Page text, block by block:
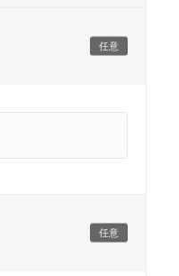
任意
任意